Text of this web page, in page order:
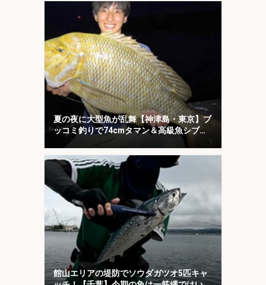
夏の夜に大型魚が乱舞【神津島・東京】ブ
ッコミ釣りで74cmタマン＆高級魚シブダ
館山エリアの堤防でソウダガツオ5匹キャ